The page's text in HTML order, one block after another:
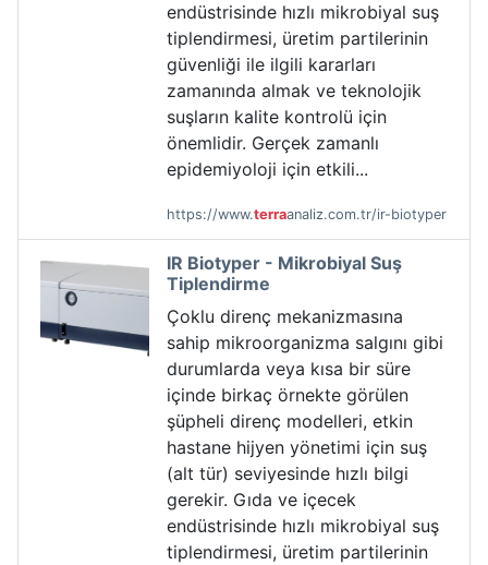
endüstrisinde hızlı mikrobiyal suş
tiplendirmesi, üretim partilerinin
güvenliği ile ilgili kararları
zamanında almak ve teknolojik
suşların kalite kontrolü için
önemlidir. Gerçek zamanlı
epidemiyoloji için etkili...
https://www.terraanaliz.com.tr/ir-biotyper
IR Biotyper - Mikrobiyal Suş
Tiplendirme
Çoklu direnç mekanizmasına
sahip mikroorganizma salgını gibi
durumlarda veya kısa bir süre
içinde birkaç örnekte görülen
şüpheli direnç modelleri, etkin
hastane hijyen yönetimi için suş
(alt tür) seviyesinde hızlı bilgi
gerekir. Gıda ve içecek
endüstrisinde hızlı mikrobiyal suş
tiplendirmesi, üretim partilerinin